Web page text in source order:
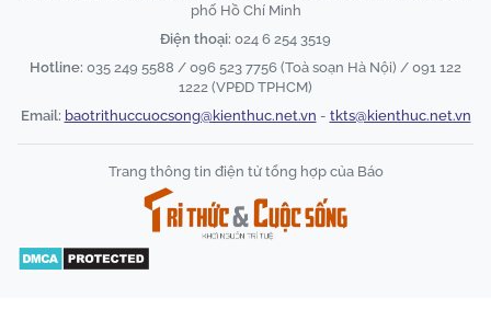
phố Hồ Chí Minh
Điện thoại: 024 6 254 3519
Hotline: 035 249 5588 / 096 523 7756 (Toà soạn Hà Nội) / 091 122
1222 (VPĐD TPHCM)
Email: baotrithuccuocsong@kienthuc.net.vn - tkts@kienthuc.net.vn
Trang thông tin điện tử tổng hợp của Báo